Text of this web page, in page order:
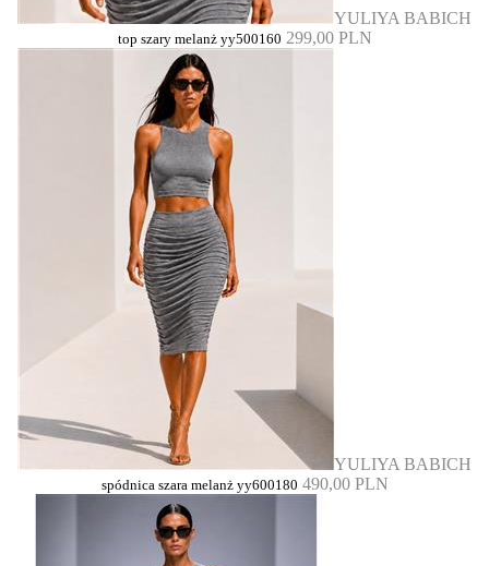
YULIYA BABICH
top szary melanż yy500160 299,00 PLN
YULIYA BABICH
spódnica szara melanż yy600180 490,00 PLN